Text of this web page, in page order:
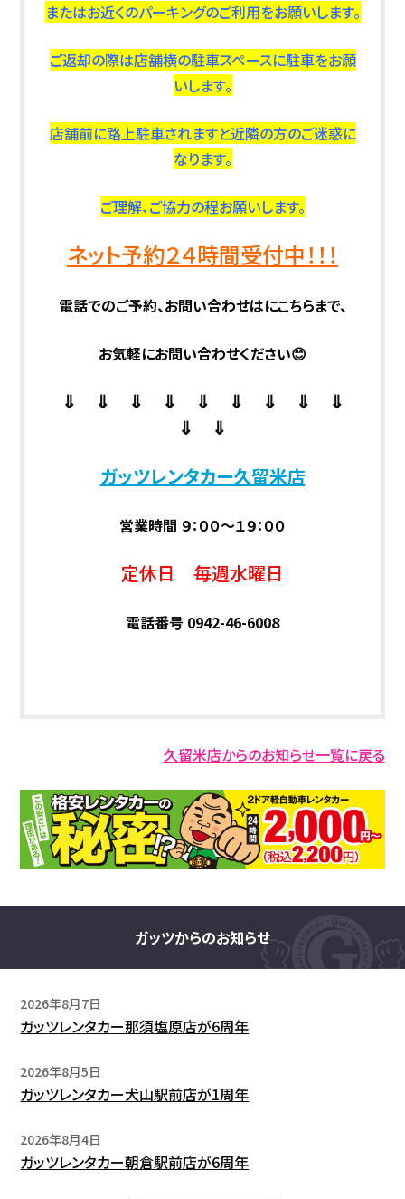
またはお近くのパーキングのご利用をお願いします。
ご返却の際は店舗横の駐車スペースに駐車をお願
いします。
店舗前に路上駐車されますと近隣の方のご迷惑に
なります。
ご理解、ご協力の程お願いします。
ネット予約２４時間受付中！！！
電話でのご予約、お問い合わせはにこちらまで、
お気軽にお問い合わせください😊
⇓ ⇓ ⇓ ⇓ ⇓ ⇓ ⇓ ⇓ ⇓
⇓ ⇓
ガッツレンタカー久留米店
営業時間 ９：００～１９：００
定休日 毎週水曜日
電話番号 0942-46-6008
久留米店からのお知らせ一覧に戻る
ガッツからのお知らせ
2026年8月7日
ガッツレンタカー那須塩原店が6周年
2026年8月5日
ガッツレンタカー犬山駅前店が1周年
2026年8月4日
ガッツレンタカー朝倉駅前店が6周年